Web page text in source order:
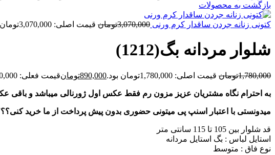
بازگشت به محصولات
کتونی زنانه جردن ساقدار کرم ورنی 3,070,000تومان قیمت اصلی: 3,070,000تومان بود.
شلوار مردانه بگ(1212)
1,780,000تومان قیمت اصلی: 1,780,000تومان بود. 890,000تومانقیمت فعلی: 890,000تومان.
به احترام نگاه مشتریان عزیز مزون رم فقط عکس اول ژورنالی میباشد و باقی
میدونستی با اعتبار اسنپ پی میتونی حضوری بدون پیش پرداخت از ما خرید
قد شلوار بین 105 تا 115 سانتی متر
استایل لباس : بگ استایل مردانه
نوع فاق : متوسط